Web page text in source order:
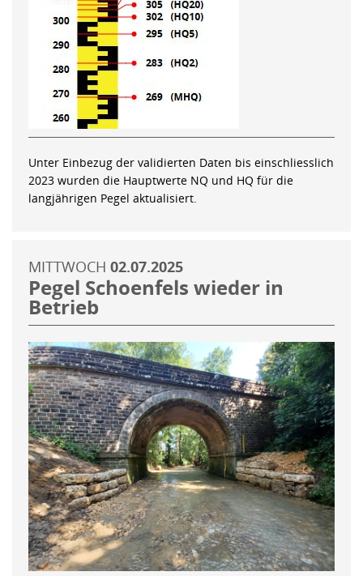
Unter Einbezug der validierten Daten bis einschliesslich
2023 wurden die Hauptwerte NQ und HQ für die
langjährigen Pegel aktualisiert.
MITTWOCH 02.07.2025
Pegel Schoenfels wieder in
Betrieb